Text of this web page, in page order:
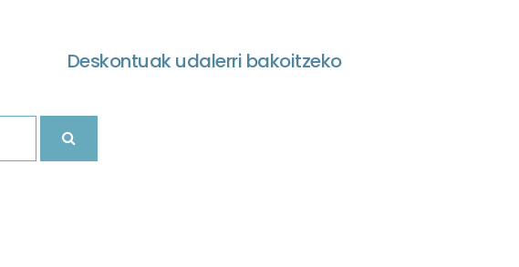
Deskontuak udalerri bakoitzeko